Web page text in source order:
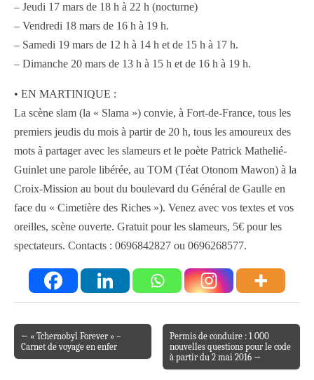
– Jeudi 17 mars de 18 h à 22 h (nocturne)
– Vendredi 18 mars de 16 h à 19 h.
– Samedi 19 mars de 12 h à 14 h et de 15 h à 17 h.
– Dimanche 20 mars de 13 h à 15 h et de 16 h à 19 h.
• EN MARTINIQUE :
La scène slam (la « Slama ») convie, à Fort-de-France, tous les
premiers jeudis du mois à partir de 20 h, tous les amoureux des
mots à partager avec les slameurs et le poète Patrick Mathelié-
Guinlet une parole libérée, au TOM (Téat Otonom Mawon) à la
Croix-Mission au bout du boulevard du Général de Gaulle en
face du « Cimetière des Riches »). Venez avec vos textes et vos
oreilles, scène ouverte. Gratuit pour les slameurs, 5€ pour les
spectateurs. Contacts : 0696842827 ou 0696268577.
Post navigation
← « Tchernobyl Forever » –
Carnet de voyage en enfer
Permis de conduire : 1 000
nouvelles questions pour le code
à partir du 2 mai 2016 →